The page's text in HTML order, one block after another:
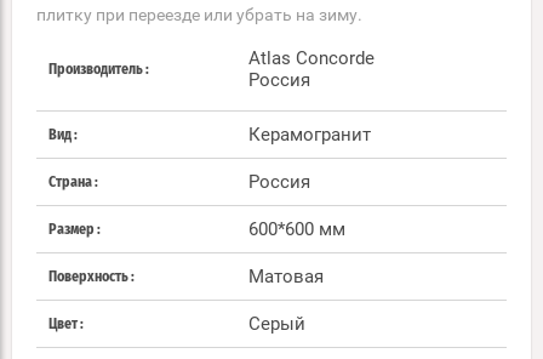
плитку при переезде или убрать на зиму.
Производитель
Atlas Concorde
Россия
Вид Керамогранит
Страна Россия
Размер 600*600 мм
Поверхность Матовая
Цвет Серый